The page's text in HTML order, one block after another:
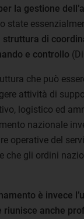
la gestione
state
struttura di
e controllo
che può
attività di
logistico ed
nazionale
operative del
che gli ordini
è invece
anche